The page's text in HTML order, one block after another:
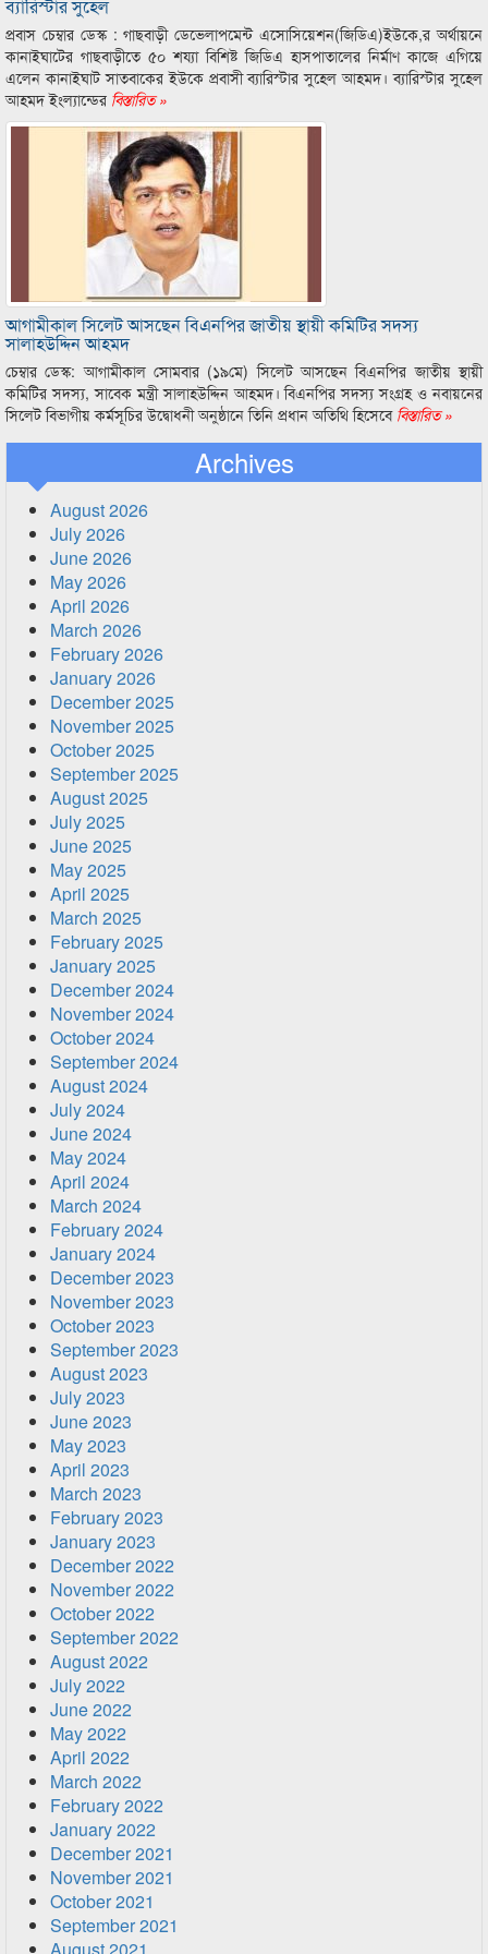
ব্যারিস্টার সুহেল
প্রবাস চেম্বার ডেস্ক : গাছবাড়ী ডেভেলাপমেন্ট এসোসিয়েশন(জিডিএ)ইউকে,র অর্থায়নে
কানাইঘাটের গাছবাড়ীতে ৫০ শয্যা বিশিষ্ট জিডিএ হাসপাতালের নির্মাণ কাজে এগিয়ে
এলেন কানাইঘাট সাতবাকের ইউকে প্রবাসী ব্যারিস্টার সুহেল আহমদ। ব্যারিস্টার সুহেল
আহমদ ইংল্যান্ডের বিস্তারিত »
আগামীকাল সিলেট আসছেন বিএনপির জাতীয় স্থায়ী কমিটির সদস্য
সালাহউদ্দিন আহমদ
চেম্বার ডেস্ক: আগামীকাল সোমবার (১৯মে) সিলেট আসছেন বিএনপির জাতীয় স্থায়ী
কমিটির সদস্য, সাবেক মন্ত্রী সালাহউদ্দিন আহমদ। বিএনপির সদস্য সংগ্রহ ও নবায়নের
সিলেট বিভাগীয় কর্মসূচির উদ্বোধনী অনুষ্ঠানে তিনি প্রধান অতিথি হিসেবেবিস্তারিত »
Archives
August 2026
July 2026
June 2026
May 2026
April 2026
March 2026
February 2026
January 2026
December 2025
November 2025
October 2025
September 2025
August 2025
July 2025
June 2025
May 2025
April 2025
March 2025
February 2025
January 2025
December 2024
November 2024
October 2024
September 2024
August 2024
July 2024
June 2024
May 2024
April 2024
March 2024
February 2024
January 2024
December 2023
November 2023
October 2023
September 2023
August 2023
July 2023
June 2023
May 2023
April 2023
March 2023
February 2023
January 2023
December 2022
November 2022
October 2022
September 2022
August 2022
July 2022
June 2022
May 2022
April 2022
March 2022
February 2022
January 2022
December 2021
November 2021
October 2021
September 2021